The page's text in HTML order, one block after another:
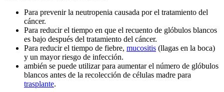
Para prevenir la neutropenia causada por el tratamiento del
cáncer.
Para reducir el tiempo en que el recuento de glóbulos blancos
es bajo después del tratamiento del cáncer.
Para reducir el tiempo de fiebre, mucositis (llagas en la boca)
y un mayor riesgo de infección.
ambién se puede utilizar para aumentar el número de glóbulos
blancos antes de la recolección de células madre para
trasplante.